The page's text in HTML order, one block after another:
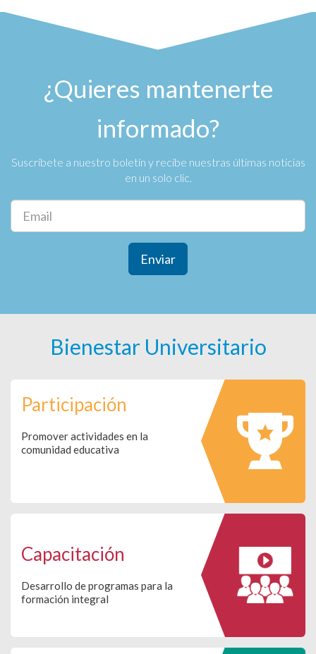
¿Quieres mantenerte
informado?
Suscríbete a nuestro boletín y recibe nuestras últimas noticias
en un solo clic.
Enviar
Bienestar Universitario
Participación
Promover actividades en la
comunidad educativa
Capacitación
Desarrollo de programas para la
formación integral